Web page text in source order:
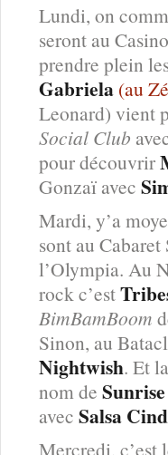
Lundi, on
seront au
prendre plein
Gabriela (au
Leonard) vient
Social Club
pour découvrir
Gonzaï avec
Mardi, y’a
sont au
l’Olympia. Au
rock c’est
BimBamBoom
Sinon, au
Nightwish. Et
nom de
avec Salsa
Mercredi, c’est